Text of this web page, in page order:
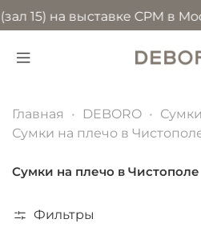
выставке CPM в Москве
Главная DEBORO
Сумки на плечо в
Сумки на плечо в Чистополе
Фильтры